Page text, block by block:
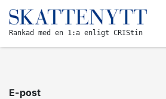
Rankad med en 1:a enligt CRIStin
E-post